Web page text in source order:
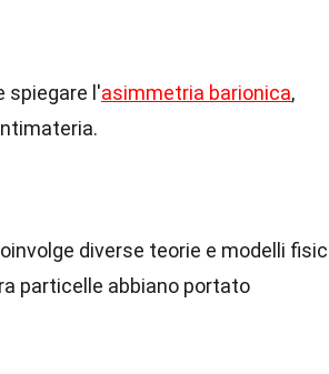
spiegare l'asimmetria barionica,
diverse teorie e modelli
particelle abbiano portato